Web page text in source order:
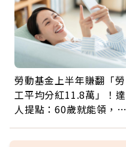
勞動基金上半年賺翻「勞
工平均分紅11.8萬」！達
人提點：60歲就能領，重